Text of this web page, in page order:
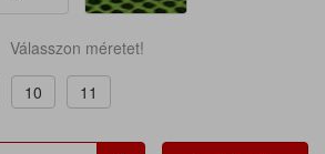
Válasszon méretet!
10 11